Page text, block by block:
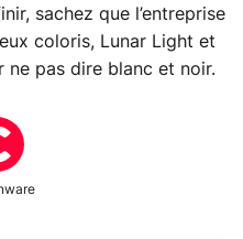
sachez que l’entreprise
coloris, Lunar Light et
ne pas dire blanc et noir.